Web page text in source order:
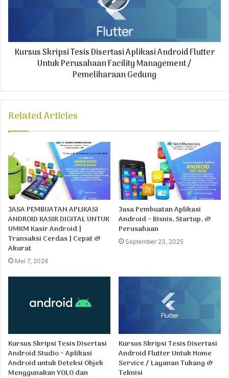
Kursus Skripsi Tesis Disertasi Aplikasi Android Flutter
Untuk Perusahaan Facility Management /
Pemeliharaan Gedung
Related Articles
JASA PEMBUATAN APLIKASI
ANDROID KASIR DIGITAL UNTUK
UMKM Kasir Android |
Transaksi Cerdas | Cepat &
Akurat
Mei 7, 2026
Jasa Pembuatan Aplikasi
Android ~ Bisnis, Startup, &
Perusahaan
September 23, 2025
Kursus Skripsi Tesis Disertasi
Android Studio ~ Aplikasi
Android untuk Deteksi Objek
Menggunakan YOLO dan
Kursus Skripsi Tesis Disertasi
Android Flutter Untuk Home
Service / Layanan Tukang &
Teknisi